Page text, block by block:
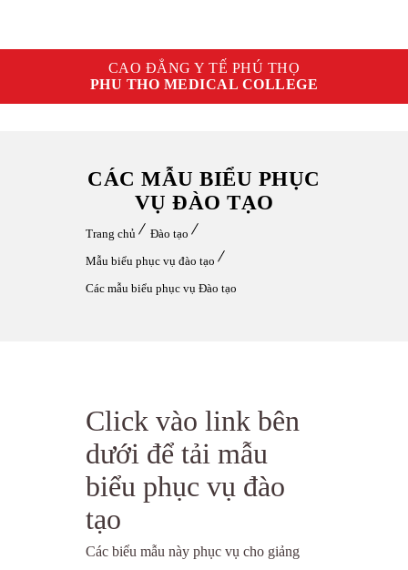
CAO ĐẲNG Y TẾ PHÚ THỌ
PHU THO MEDICAL COLLEGE
CÁC MẪU BIỂU PHỤC
VỤ ĐÀO TẠO
Trang chủ
Đào tạo
Mẫu biểu phục vụ đào tạo
Các mẫu biểu phục vụ Đào tạo
Click vào link bên
dưới để tải mẫu
biểu phục vụ đào
tạo
Các biểu mẫu này phục vụ cho giảng